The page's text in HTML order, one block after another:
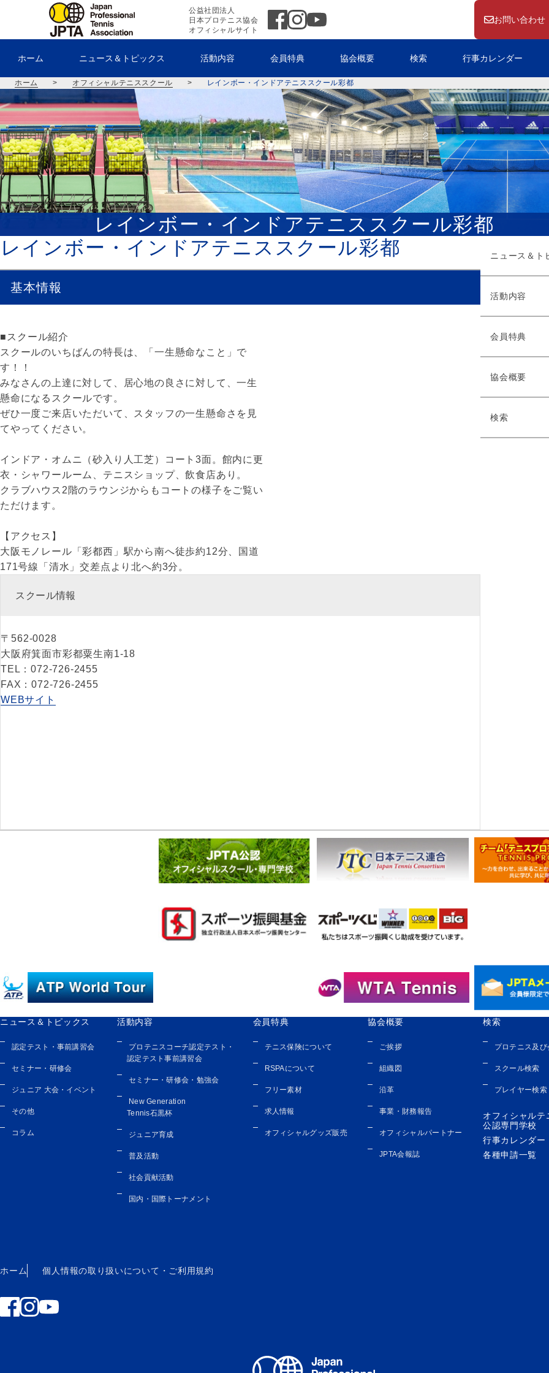
公益社団法人
日本プロテニス協会
オフィシャルサイト
お問い合わせ
ホーム ニュース＆トピックス 活動内容 会員特典 協会概要 検索 行事カレンダー
ホーム > オフィシャルテニススクール > レインボー・インドアテニススクール彩都
レインボー・インドアテニススクール彩都
レインボー・インドアテニススクール彩都
基本情報
■スクール紹介
スクールのいちばんの特長は、「一生懸命なこと」で
す！！
みなさんの上達に対して、居心地の良さに対して、一生
懸命になるスクールです。
ぜひ一度ご来店いただいて、スタッフの一生懸命さを見
てやってください。
インドア・オムニ（砂入り人工芝）コート3面。館内に更
衣・シャワールーム、テニスショップ、飲食店あり。
クラブハウス2階のラウンジからもコートの様子をご覧い
ただけます。
【アクセス】
大阪モノレール「彩都西」駅から南へ徒歩約12分、国道
171号線「清水」交差点より北へ約3分。
スクール情報
〒562-0028
大阪府箕面市彩都粟生南1-18
TEL：072-726-2455
FAX：072-726-2455
WEBサイト
ニュース＆ト
活動内容
会員特典
協会概要
検索
ニュース＆トピックス
認定テスト・事前講習会
セミナー・研修会
ジュニア 大会・イベント
その他
コラム
活動内容
プロテニスコーチ認定テスト・
認定テスト事前講習会
セミナー・研修会・勉強会
New Generation
Tennis石黒杯
ジュニア育成
普及活動
社会貢献活動
国内・国際トーナメント
会員特典
テニス保険について
RSPAについて
フリー素材
求人情報
オフィシャルグッズ販売
協会概要
ご挨拶
組織図
沿革
事業・財務報告
オフィシャルパートナー
JPTA会報誌
検索
プロテニス及
スクール検索
プレイヤー検索
オフィシャル
公認専門学校
行事カレンダー
各種申請一覧
ホーム 個人情報の取り扱いについて・ ご利用規約